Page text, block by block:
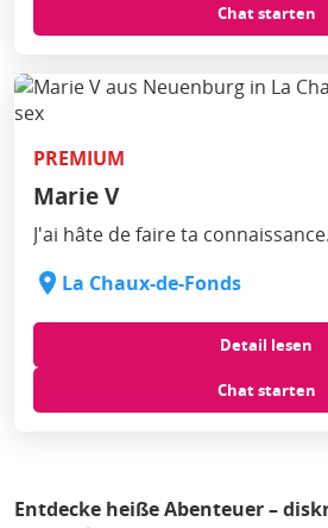
Chat starten
PREMIUM
Marie V
J'ai hâte de faire ta
La Chaux-de-Fonds
Detail lesen
Chat starten
Entdecke heiße Abenteuer –